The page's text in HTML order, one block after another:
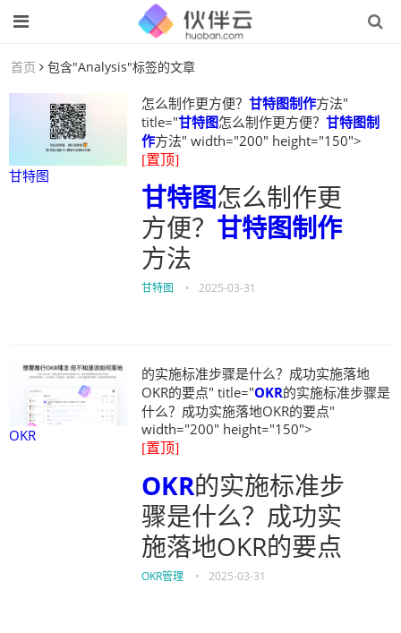
首页 包含"Analysis"标签的文章
甘特图
怎么制作更方便？ 甘特图制作方法"
title="甘特图怎么制作更方便？ 甘特图制
作方法" width="200" height="150">
[置顶]
甘特图怎么制作更
方便？ 甘特图制作
方法
甘特图 • 2025-03-31
OKR
的实施标准步骤是什么？成功实施落地
OKR的要点" title="OKR的实施标准步骤是
什么？成功实施落地OKR的要点"
width="200" height="150">
[置顶]
OKR的实施标准步
骤是什么？成功实
施落地OKR的要点
OKR管理 • 2025-03-31